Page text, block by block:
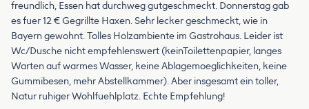
freundlich, Essen hat durchweg gutgeschmeckt. Donnerstag gab
es fuer 12 € Gegrillte Haxen. Sehr lecker geschmeckt, wie in
Bayern gewohnt. Tolles Holzambiente im Gastrohaus. Leider ist
Wc/Dusche nicht empfehlenswert (keinToilettenpapier, langes
Warten auf warmes Wasser, keine Ablagemoeglichkeiten, keine
Gummibesen, mehr Abstellkammer). Aber insgesamt ein toller,
Natur ruhiger Wohlfuehlplatz. Echte Empfehlung!